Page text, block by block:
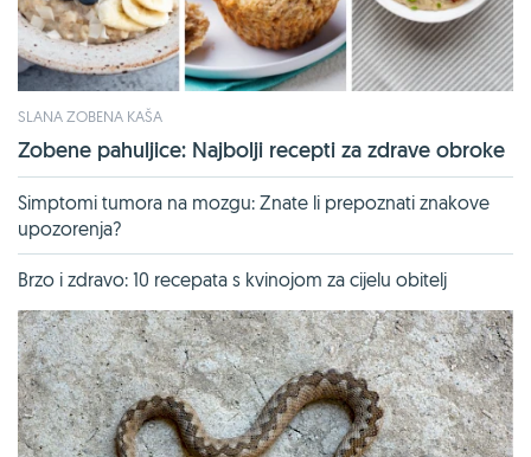
SLANA ZOBENA KAŠA
Zobene pahuljice: Najbolji recepti za zdrave obroke
Simptomi tumora na mozgu: Znate li prepoznati znakove
upozorenja?
Brzo i zdravo: 10 recepata s kvinojom za cijelu obitelj